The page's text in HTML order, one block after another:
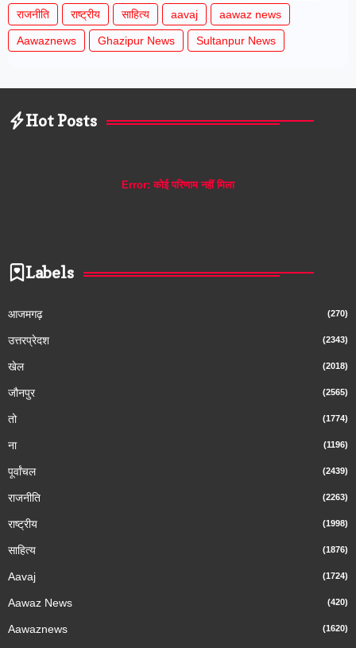
राजनीति राष्ट्रीय साहित्य aavaj aawaz news
Aawaznews Ghazipur News Sultanpur News
Hot Posts
Error: कोई परिणाम नहीं मिला
Labels
आजमगढ़ (270)
उत्तरप्रेदश (2343)
खेल (2018)
जौनपुर (2565)
तो (1774)
ना (1196)
पूर्वांचल (2439)
राजनीति (2263)
राष्ट्रीय (1998)
साहित्य (1876)
Aavaj (1724)
Aawaz News (420)
Aawaznews (1620)